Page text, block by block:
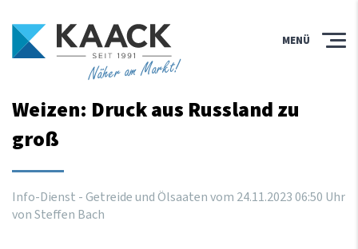
Näher am Markt!
MENÜ
Weizen: Druck aus Russland zu
groß
Info-Dienst - Getreide und Ölsaaten vom 24.11.202306:50 Uhr
von Steffen Bach